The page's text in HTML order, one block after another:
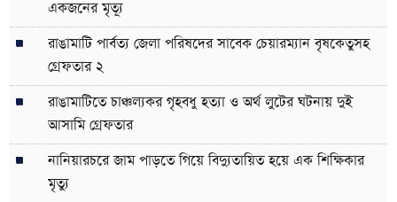
একজনের মৃত্যূ
রাঙামাটি পার্বত্য জেলা পরিষদের সাবেক চেয়ারম্যান বৃষকেতুসহ
গ্রেফতার ২
রাঙামাটিতে চাঞ্চল্যকর গৃহবধু হত্যা ও অর্থ লুটের ঘটনায় দুই
আসামি গ্রেফতার
নানিয়ারচরে জাম পাড়তে গিয়ে বিদ্যুতায়িত হয়ে এক শিক্ষিকার
মৃত্যু